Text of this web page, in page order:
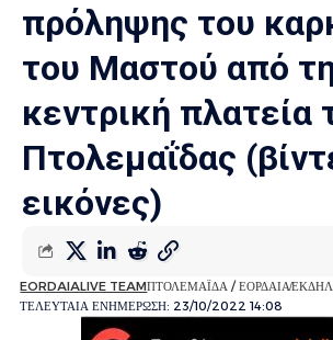
πρόληψης του
του Μαστού από
κεντρική πλατεία
Πτολεμαΐδας
εικόνες)
ΤΕΛΕΥΤΑΙΑ ΕΝΗΜΕΡΩΣΗ: 23/10/2022 14:08
EORDAIALIVE TEAMΠΤΟΛΕΜΑΪΔΑ / ΕΟΡΔΑΙΑ